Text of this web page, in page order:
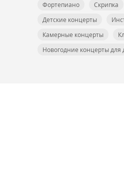
Фортепиано Скрипка
Детские концерты
Камерные концерты
Новогодние концерты для